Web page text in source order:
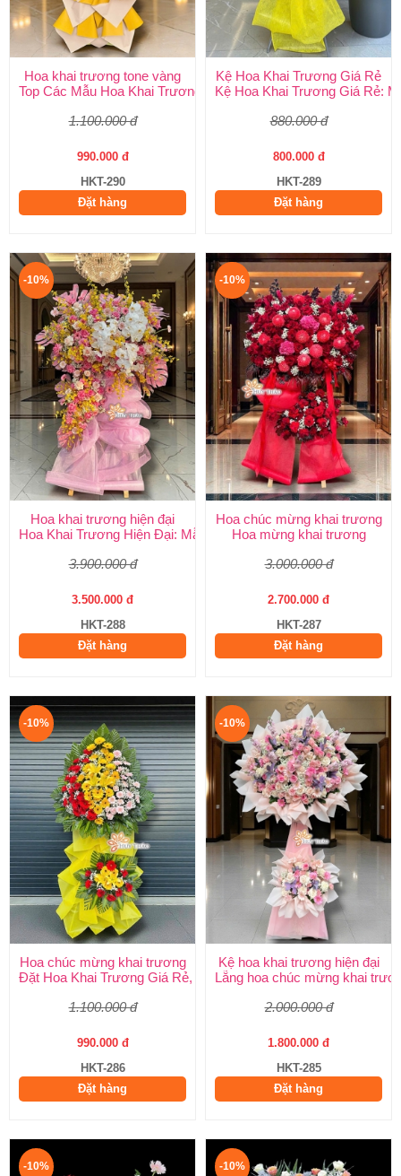
Hoa khai trương tone vàng
Top Các Mẫu Hoa Khai Trương Tone Vàng Đẹp, Sang Trọng,
1.100.000 đ
990.000 đ
HKT-290
Đặt hàng
Kệ Hoa Khai Trương Giá Rẻ
Kệ Hoa Khai Trương Giá Rẻ:
880.000 đ
800.000 đ
HKT-289
Đặt hàng
-10%
Hoa khai trương hiện đại
Hoa Khai Trương Hiện Đại: Mẫu Đẹp, Sang Trọng & Giao Nhanh
3.900.000 đ
3.500.000 đ
HKT-288
Đặt hàng
-10%
Hoa chúc mừng khai trương
Hoa mừng khai trương
3.000.000 đ
2.700.000 đ
HKT-287
Đặt hàng
-10%
Hoa chúc mừng khai trương
Đặt Hoa Khai Trương Giá Rẻ, Đẹp Sang Trọng – Shop Hoa Khai
1.100.000 đ
990.000 đ
HKT-286
Đặt hàng
-10%
Kệ hoa khai trương hiện đại
Lẵng hoa chúc mừng khai
2.000.000 đ
1.800.000 đ
HKT-285
Đặt hàng
-10% -10%